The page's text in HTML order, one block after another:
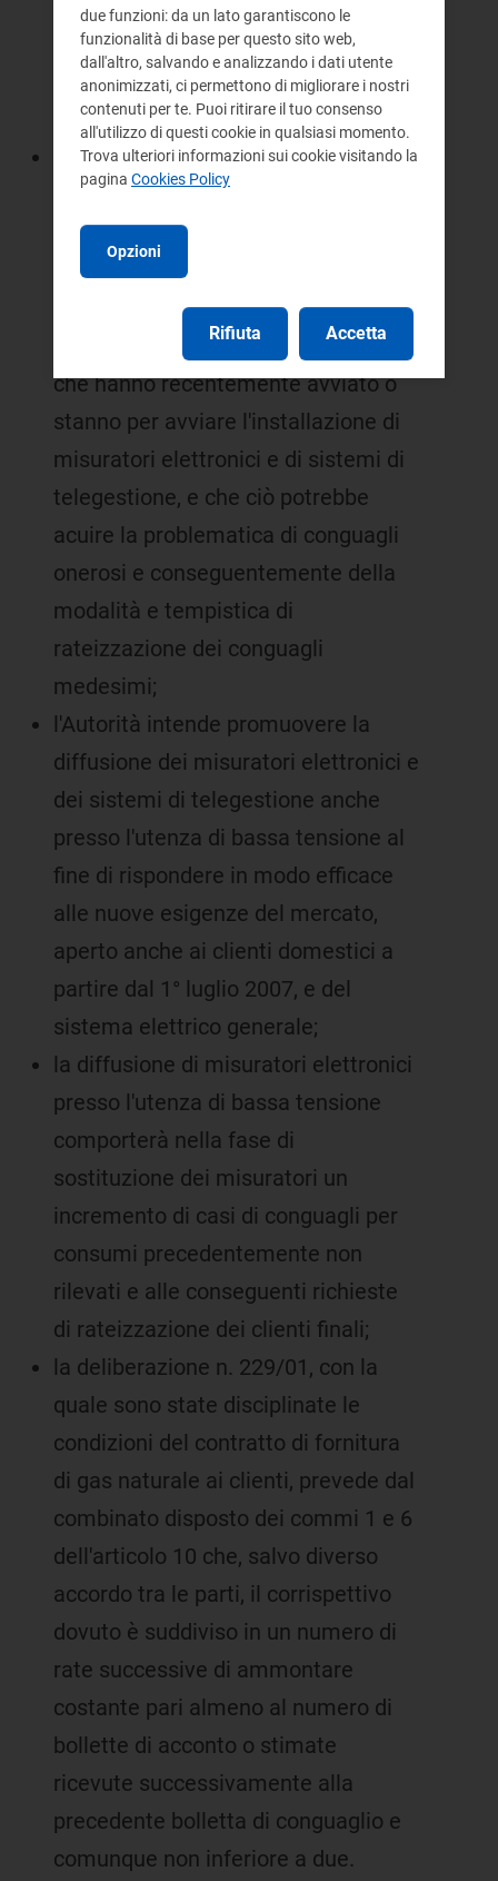
dall'impossibilità di far fronte ad un
pagamento oneroso quanto
imprevisto potrebbe mettere in
discussione tale bene;
nella diffusione dei misuratori
elettronici deve tenersi conto non
solo dell'esperienza quasi conclusa
di Enel Distribuzione, ma anche di
quanto si sta verificando per le
maggiori imprese distributrici locali
che hanno recentemente avviato o
stanno per avviare l'installazione di
misuratori elettronici e di sistemi di
telegestione, e che ciò potrebbe
acuire la problematica di conguagli
onerosi e conseguentemente della
modalità e tempistica di
rateizzazione dei conguagli
medesimi;
l'Autorità intende promuovere la
diffusione dei misuratori elettronici e
dei sistemi di telegestione anche
presso l'utenza di bassa tensione al
fine di rispondere in modo efficace
alle nuove esigenze del mercato,
aperto anche ai clienti domestici a
partire dal 1° luglio 2007, e del
sistema elettrico generale;
la diffusione di misuratori elettronici
presso l'utenza di bassa tensione
comporterà nella fase di
sostituzione dei misuratori un
incremento di casi di conguagli per
consumi precedentemente non
rilevati e alle conseguenti richieste
di rateizzazione dei clienti finali;
la deliberazione n. 229/01, con la
quale sono state disciplinate le
condizioni del contratto di fornitura
di gas naturale ai clienti, prevede dal
combinato disposto dei commi 1 e 6
dell'articolo 10 che, salvo diverso
accordo tra le parti, il corrispettivo
dovuto è suddiviso in un numero di
rate successive di ammontare
costante pari almeno al numero di
bollette di acconto o stimate
ricevute successivamente alla
precedente bolletta di conguaglio e
comunque non inferiore a due.
due funzioni: da un lato garantiscono le
funzionalità di base per questo sito web,
dall'altro, salvando e analizzando i dati utente
anonimizzati, ci permettono di migliorare i nostri
contenuti per te. Puoi ritirare il tuo consenso
all'utilizzo di questi cookie in qualsiasi momento.
Trova ulteriori informazioni sui cookie visitando la
pagina Cookies Policy
Opzioni
Rifiuta Accetta